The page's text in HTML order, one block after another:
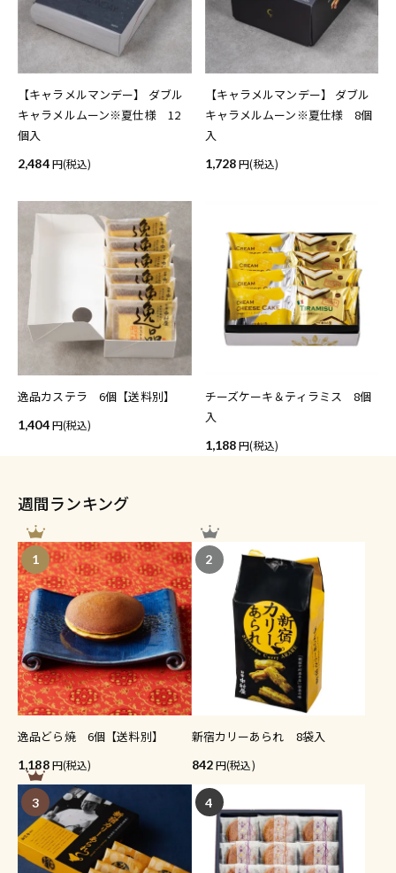
【キャラメルマンデー】 ダブル
キャラメルムーン※夏仕様 12
個入
2,484 (税込)
【キャラメルマンデー】 ダブル
キャラメルムーン※夏仕様 8個
入
1,728 (税込)
逸品カステラ 6個【送料別】
1,404 (税込)
チーズケーキ＆ティラミス 8個
入
1,188 (税込)
週間ランキング
1
逸品どら焼 6個【送料別】
1,188 (税込)
2
新宿カリーあられ 8袋入
842 (税込)
3 4